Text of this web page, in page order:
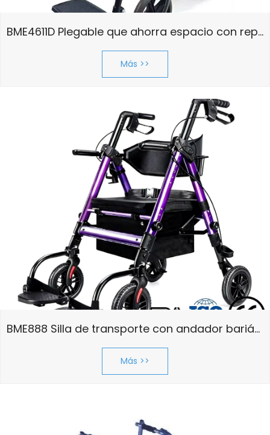
BME4611D Plegable que ahorra espacio con reposapiés desmontable y logotipo personalizado para mayoristas globales
Más >>
BME888 Silla de transporte con andador bariátrico 2 en 1 de alta resistencia, 450 libras de capacidad, con asiento ancho acolchado y reposapiés plegable
Más >>